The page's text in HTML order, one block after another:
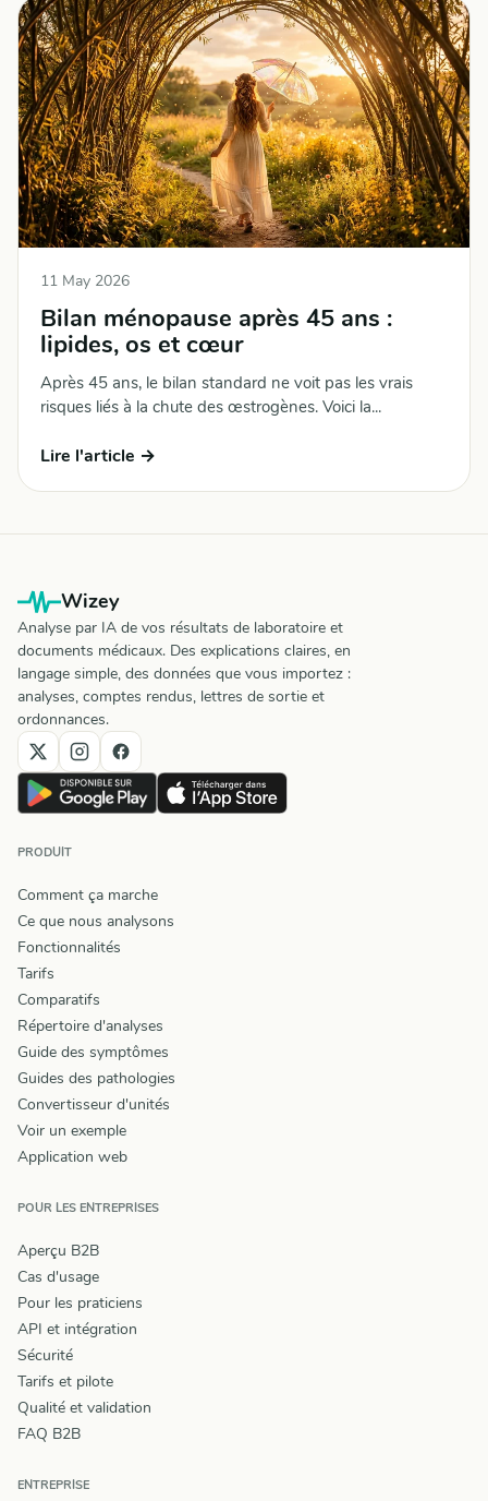
11 May 2026
Bilan ménopause après 45 ans :
lipides, os et cœur
Après 45 ans, le bilan standard ne voit pas les vrais
risques liés à la chute des œstrogènes. Voici la...
Lire l'article →
Wizey
Analyse par IA de vos résultats de laboratoire et
documents médicaux. Des explications claires, en
langage simple, des données que vous importez :
analyses, comptes rendus, lettres de sortie et
ordonnances.
PRODUIT
Comment ça marche
Ce que nous analysons
Fonctionnalités
Tarifs
Comparatifs
Répertoire d'analyses
Guide des symptômes
Guides des pathologies
Convertisseur d'unités
Voir un exemple
Application web
POUR LES ENTREPRISES
Aperçu B2B
Cas d'usage
Pour les praticiens
API et intégration
Sécurité
Tarifs et pilote
Qualité et validation
FAQ B2B
ENTREPRISE